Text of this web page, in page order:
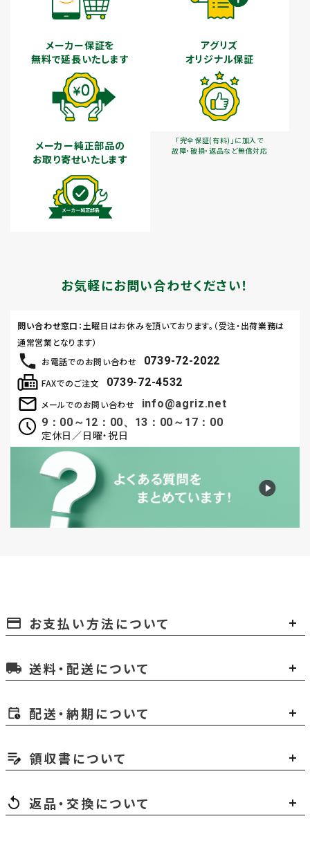
メーカー保証を
無料で延長いたします
アグリズ
オリジナル保証
「完全保証(有料)」に加入で
故障・破損・返品など無償対応
メーカー純正部品の
お取り寄せいたします
お気軽にお問い合わせください！
お電話でのお問い合わせ 0739-72-2022
メールでのお問い合わせ
info@agriz.net
9：00～12：00、13：00～17：00
定休日／日曜・祝日
FAXでのご注文 0739-72-4532
問い合わせ窓口 ：土曜日はお休みを頂いております。（受注・出荷業務は
通常営業となります）
payment お支払い方法について
local_shipping 送料・配送について
配送・納期について
領収書について
返品・交換について